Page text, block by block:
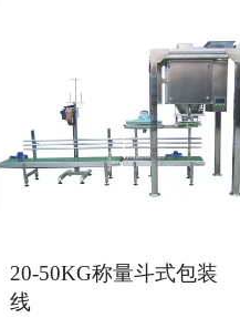
20-50KG称量斗式包装
线